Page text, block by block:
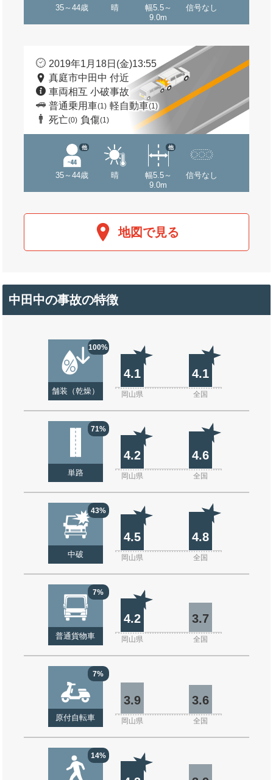
35～44歳 晴
幅5.5～
9.0m
信号なし
2019年1月18日(金)13:55
真庭市中田中 付近
車両相互 小破事故
普通乗用車(1) 軽自動車(1)
死亡(0) 負傷(1)
35～44歳
他
晴
幅5.5～
9.0m
他
信号なし
地図で見る
中田中の事故の特徴
100%
舗装（乾燥）
4.1 4.1
岡山県 全国
71%
単路
4.2 4.6
岡山県 全国
43%
中破
4.5 4.8
岡山県 全国
7%
普通貨物車
4.2 3.7
岡山県 全国
7%
原付自転車
3.9 3.6
岡山県 全国
14%